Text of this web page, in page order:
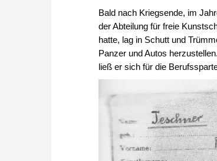
Bald nach Kriegsende, im
der Abteilung für freie
hatte, lag in Schutt und
Panzer und Autos
ließ er sich für die